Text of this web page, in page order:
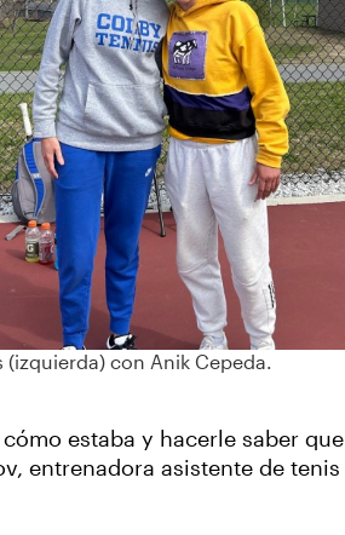
(izquierda) con Anik Cepeda.
estaba y hacerle saber que
entrenadora asistente de tenis